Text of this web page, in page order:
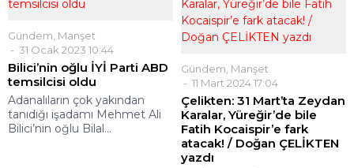
Gündem Manşet
31 Ocak 2023 10:44
Bilici’nin oğlu İYİ Parti ABD
temsilcisi oldu
Adanalıların çok yakından
tanıdığı işadamı Mehmet Ali
Bilici’nin oğlu Bilal...
Gündem Manşet
11 Mart 2024 17:04
Çelikten: 31 Mart’ta Zeydan
Karalar, Yüreğir’de bile
Fatih Kocaispir’e fark
atacak! / Doğan ÇELİKTEN
yazdı